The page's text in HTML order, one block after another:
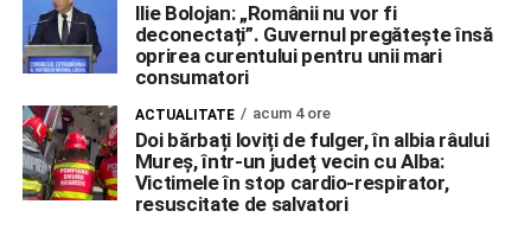
Ilie Bolojan: „Românii nu vor fi
deconectați”. Guvernul pregătește însă
oprirea curentului pentru unii mari
consumatori
ACTUALITATE acum 4 ore
Doi bărbați loviți de fulger, în albia râului
Mureș, într-un județ vecin cu Alba:
Victimele în stop cardio-respirator,
resuscitate de salvatori